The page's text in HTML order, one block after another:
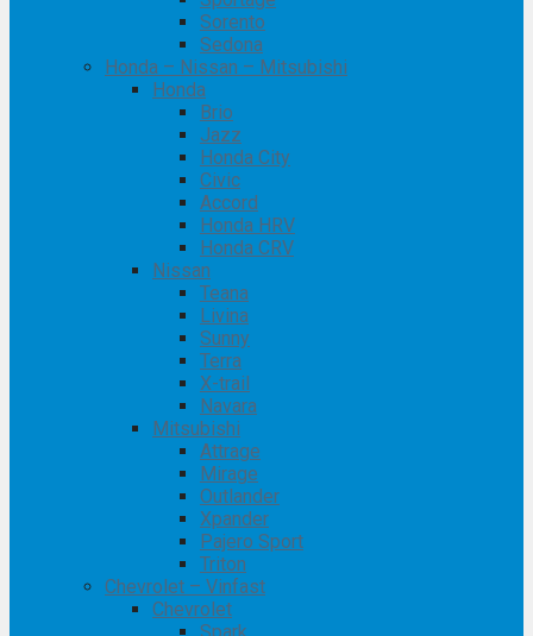
Sorento
Sedona
Honda – Nissan – Mitsubishi
Honda
Brio
Jazz
Honda City
Civic
Accord
Honda HRV
Honda CRV
Nissan
Teana
Livina
Sunny
Terra
X-trail
Navara
Mitsubishi
Attrage
Mirage
Outlander
Xpander
Pajero Sport
Triton
Chevrolet – Vinfast
Chevrolet